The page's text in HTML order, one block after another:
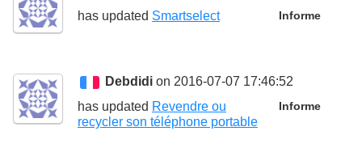
Informe
has updated Smartselect
Debdidi on 2016-07-07 17:46:52
Informe
has updated Revendre ou
recycler son téléphone portable